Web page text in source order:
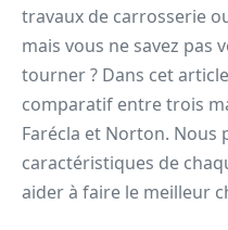
travaux de carrosserie
mais vous ne savez pas
tourner ? Dans cet
comparatif entre trois
Farécla et Norton. Nous
caractéristiques de
aider à faire le meilleur